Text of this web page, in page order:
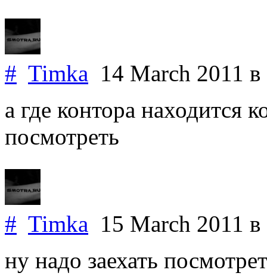
# Timka 14 March 2011 в
а где контора находится
посмотреть
# Timka 15 March 2011 в
ну надо заехать